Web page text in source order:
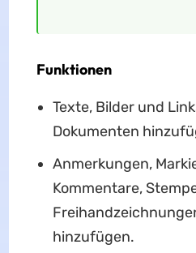
Funktionen
Texte, Bilder und
Dokumenten
Anmerkungen,
Kommentare,
hinzufügen.